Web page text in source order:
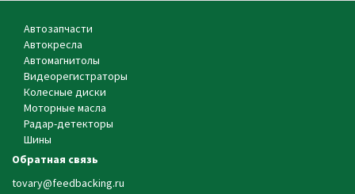
Автозапчасти
Автокресла
Автомагнитолы
Видеорегистраторы
Колесные диски
Моторные масла
Радар-детекторы
Шины
Обратная связь
tovary@feedbacking.ru